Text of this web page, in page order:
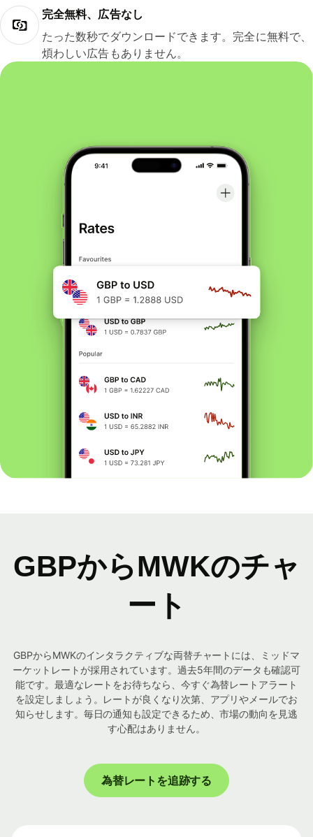
完全無料、広告なし
たった数秒でダウンロードできます。完全に無料で、
煩わしい広告もありません。
GBPからMWKのチャ
ート
GBPからMWKのインタラクティブな両替チャートには、ミッドマ
ーケットレートが採用されています。過去5年間のデータも確認可
能です。最適なレートをお待ちなら、今すぐ為替レートアラート
を設定しましょう。レートが良くなり次第、アプリやメールでお
知らせします。毎日の通知も設定できるため、市場の動向を見逃
す心配はありません。
為替レートを追跡する